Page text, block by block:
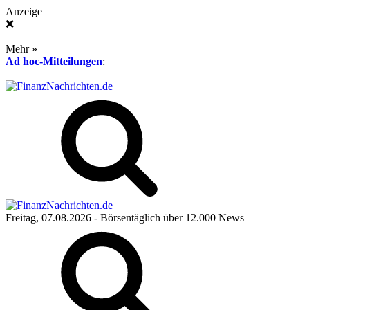
Anzeige
❌
Mehr »
Ad hoc-Mitteilungen:
Freitag, 07.08.2026 - Börsentäglich über 12.000 News